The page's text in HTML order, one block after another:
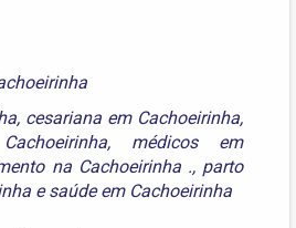
, cesariana em Cachoeirinha,
, médicos em
na Cachoeirinha ., parto
esaúde em Cachoeirinha